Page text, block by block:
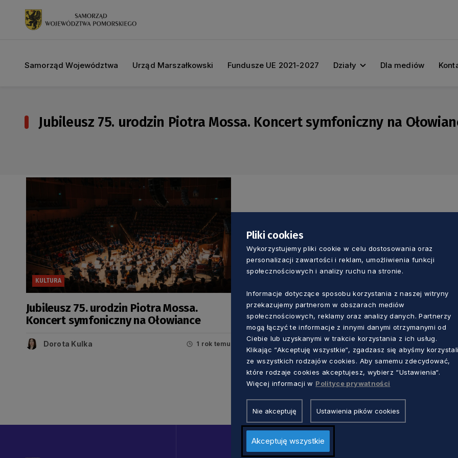
Samorząd Województwa Urząd Marszałkowski Fundusze UE 2021-2027 Działy Dla mediów
Jubileusz 75. urodzin Piotra Mossa. Koncert symfoniczny na
KULTURA
Jubileusz 75. urodzin Piotra Mossa.
Koncert symfoniczny na Ołowiance
Dorota Kulka 1 rok temu
Pliki cookies
Wykorzystujemy pliki cookie w celu dostosowania oraz
personalizacji zawartości i reklam, umożliwienia funkcji
społecznościowych i analizy ruchu na stronie.
Informacje dotyczące sposobu korzystania z naszej witryny
przekazujemy partnerom w obszarach mediów
społecznościowych, reklamy oraz analizy danych. Partnerzy
mogą łączyć te informacje z innymi danymi otrzymanymi od
Ciebie lub uzyskanymi w trakcie korzystania z ich usług.
Klikając “Akceptuję wszystkie“, zgadzasz się abyśmy
ze wszystkich rodzajów cookies. Aby samemu zdecydować,
które rodzaje cookies akceptujesz, wybierz “Ustawienia“.
Więcej informacji w Polityce prywatności
Nie akceptuję Ustawienia pików cookies
Akceptuję wszystkie